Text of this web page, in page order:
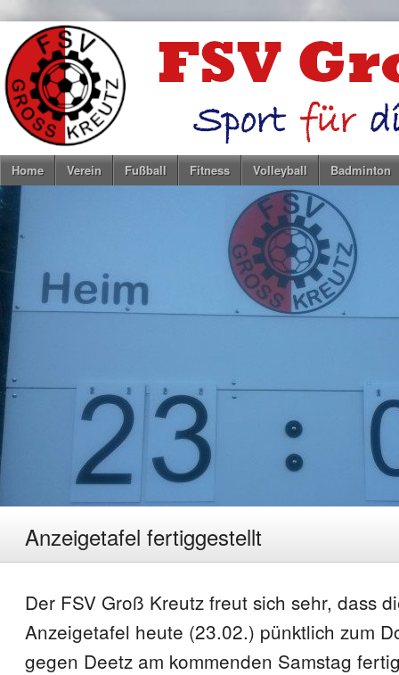
Home Verein Fußball Fitness Volleyball Badminton
Anzeigetafel fertiggestellt
Der FSV Groß Kreutz freut sich sehr, dass
Anzeigetafel heute (23.02.) pünktlich zum
gegen Deetz am kommenden Samstag